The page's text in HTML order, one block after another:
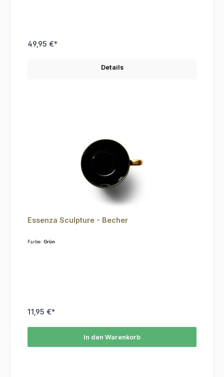
49,95 €*
Details
Essenza Sculpture - Becher
Farbe: Grün
11,95 €*
In den Warenkorb